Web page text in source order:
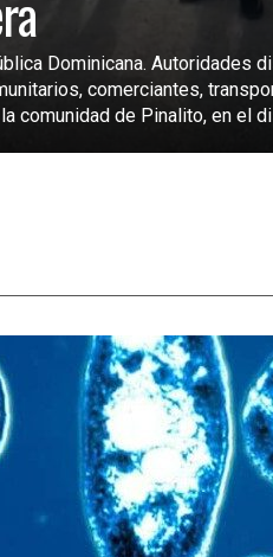
Dominicana. Autoridades
comerciantes,
comunidad de Pinalito, en el